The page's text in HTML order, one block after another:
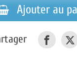
Ajouter au